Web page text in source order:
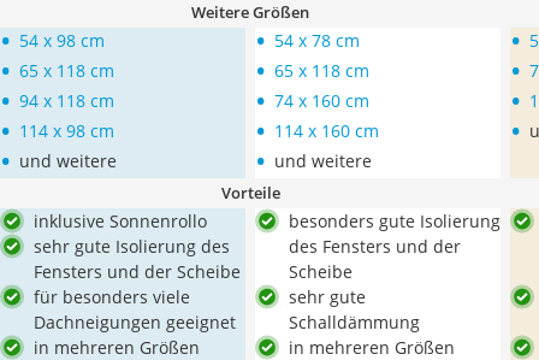
Weitere Größen
• 54 x 98 cm
• 65 x 118 cm
• 94 x 118 cm
• 114 x 98 cm
• und weitere
• 54 x 78 cm
• 65 x 118 cm
• 74 x 160 cm
• 114 x 160 cm
• und weitere
•
•
•
•
Vorteile
inklusive Sonnenrollo
sehr gute Isolierung des
Fensters und der Scheibe
für besonders viele
Dachneigungen geeignet
in mehreren Größen
besonders gute Isolierung
des Fensters und der
Scheibe
sehr gute
Schalldämmung
in mehreren Größen